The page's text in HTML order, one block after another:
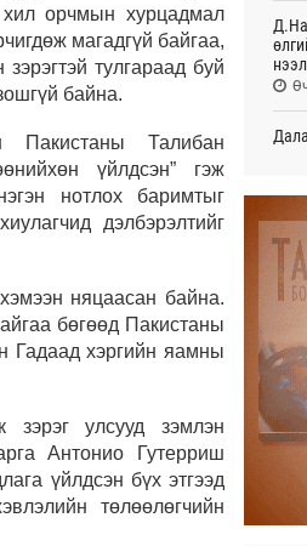
орчмын хурцадмал
магадгүй байгаа,
тулгараад буй
байна.
Пакистаны Талибан
үйлдсэн” гэж
нотлох баримтыг
дэлбэрэлтийг
няцаасан байна.
бөгөөд Пакистаны
Гадаад хэргийн яамны
улсууд зэмлэн
Антонио Гутерриш
үйлдсэн бүх этгээд
төлөөлөгчийн
авна